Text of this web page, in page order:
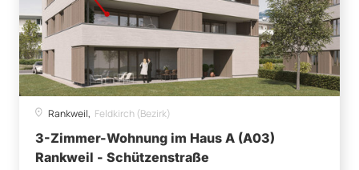
Rankweil, Feldkirch (Bezirk)
3-Zimmer-Wohnung im Haus A (A03)
Rankweil - Schützenstraße